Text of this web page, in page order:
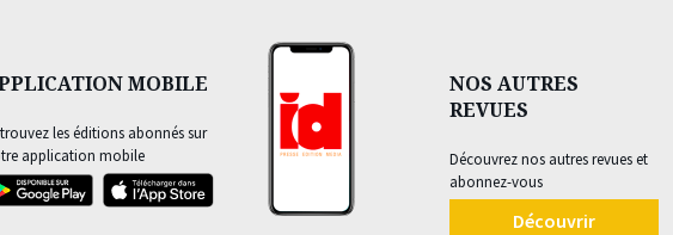
MOBILE
les éditions abonnés sur
application mobile
NOS AUTRES
REVUES
Découvrez nos autres revues et
abonnez-vous
Découvrir